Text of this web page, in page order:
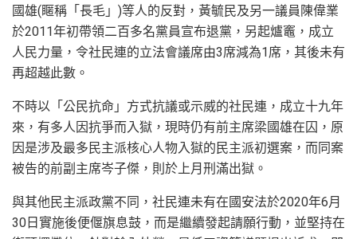
國雄(䁥稱「長毛」)等人的反對，黃毓民及另一議員陳偉業
於2011年初帶領二百多名黨員宣布退黨，另起爐竈，成立
人民力量，令社民連的立法會議席由3席減為1席，其後未有
再超越此數。
不時以「公民抗命」方式抗議或示威的社民連，成立十九年
來，有多人因抗爭而入獄，現時仍有前主席梁國雄在囚，原
因是涉及最多民主派核心人物入獄的民主派初選案，而同案
被告的前副主席岑子傑，則於上月刑滿出獄。
與其他民主派政黨不同，社民連未有在國安法於2020年6月
30日實施後便偃旗息鼓，而是繼續發起請願行動，並堅持在